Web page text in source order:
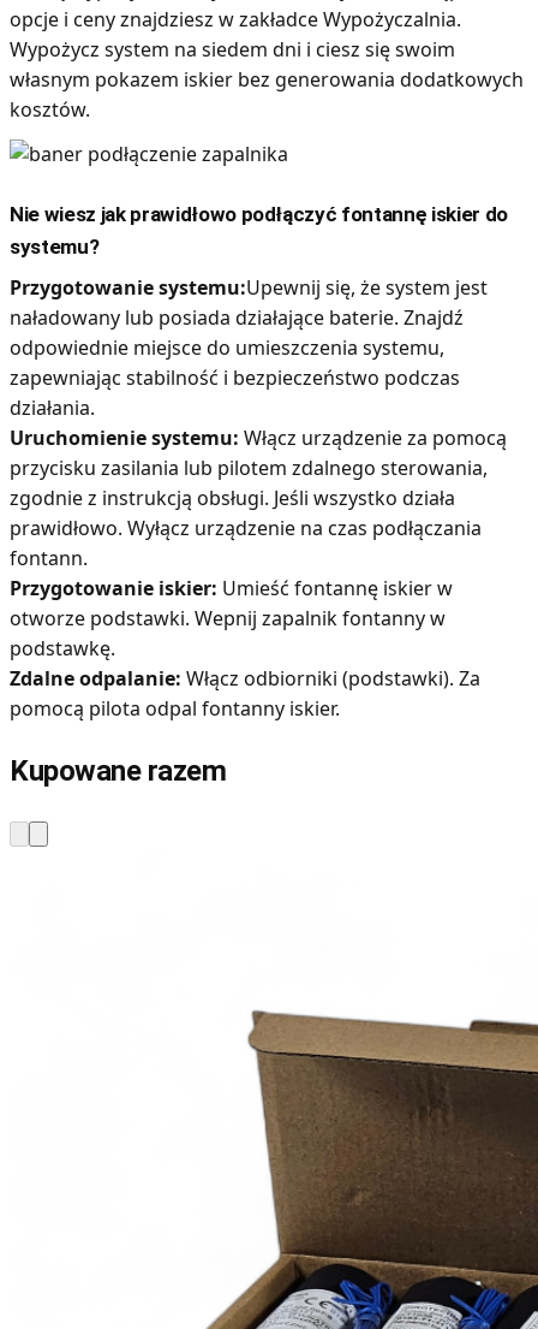
opcje i ceny znajdziesz w zakładce Wypożyczalnia.
Wypożycz system na siedem dni i ciesz się swoim
własnym pokazem iskier bez generowania dodatkowych
kosztów.
Nie wiesz jak prawidłowo podłączyć fontannę iskier do
systemu?
Przygotowanie systemu:Upewnij się, że system jest
naładowany lub posiada działające baterie. Znajdź
odpowiednie miejsce do umieszczenia systemu,
zapewniając stabilność i bezpieczeństwo podczas
działania.
Uruchomienie systemu: Włącz urządzenie za pomocą
przycisku zasilania lub pilotem zdalnego sterowania,
zgodnie z instrukcją obsługi. Jeśli wszystko działa
prawidłowo. Wyłącz urządzenie na czas podłączania
fontann.
Przygotowanie iskier: Umieść fontannę iskier w
otworze podstawki. Wepnij zapalnik fontanny w
podstawkę.
Zdalne odpalanie: Włącz odbiorniki (podstawki). Za
pomocą pilota odpal fontanny iskier.
Kupowane razem